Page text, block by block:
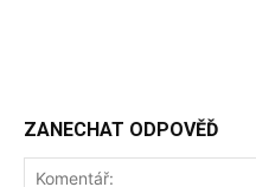
ZANECHAT ODPOVĚĎ